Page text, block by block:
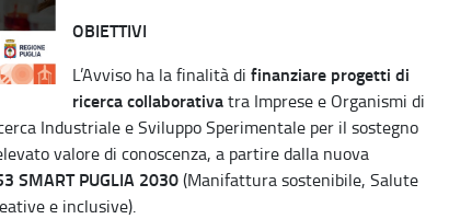
OBIETTIVI
L’Avviso ha la finalità di finanziare progetti di
ricerca collaborativatra Imprese e Organismi di
Industriale e Sviluppo Sperimentale per il sostegno
valore di conoscenza, a partire dalla nuova
SMART PUGLIA 2030(Manifattura sostenibile, Salute
e inclusive).